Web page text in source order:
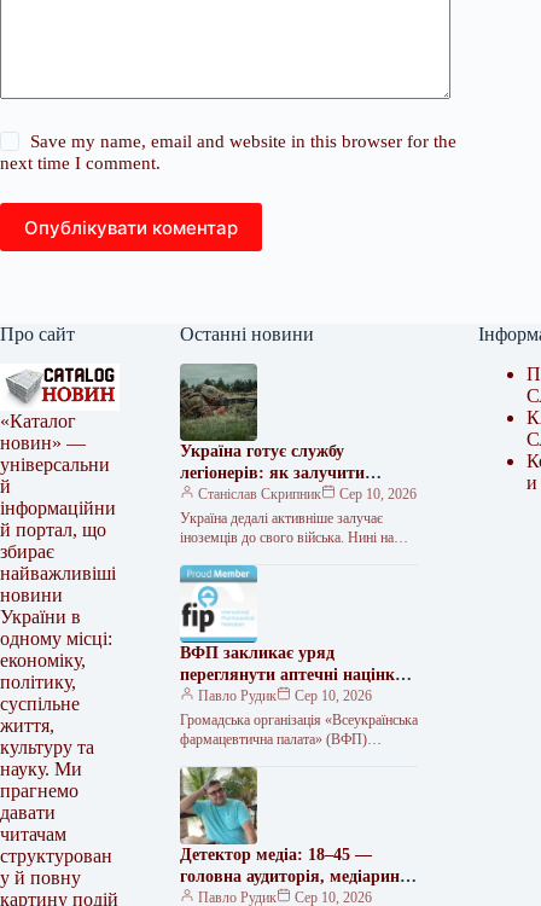
Save my name, email and website in this browser for the
next time I comment.
Опублікувати коментар
Про сайт
«Каталог
новин» —
універсальни
й
інформаційни
й портал, що
збирає
найважливіші
новини
України в
одному місці:
економіку,
політику,
суспільне
життя,
культуру та
науку. Ми
прагнемо
давати
читачам
структурован
у й повну
картину подій
Останні новини
Україна готує службу
легіонерів: як залучити
іноземних військових
Станіслав Скрипник
Сер 10, 2026
Україна дедалі активніше залучає
іноземців до свого війська. Нині нашу
паспортами чужих держав. На…
ВФП закликає уряд
переглянути аптечні націнки
під час війни
Павло Рудик
Сер 10, 2026
Громадська організація «Всеукраїнська
фармацевтична палата» (ВФП)
України Сергія Корецького з
пропозиціями щодо забезпечення
фінансової
Детектор медіа: 18–45 —
головна аудиторія, медіаринок
— у фокусі інтересів
Павло Рудик Сер 10, 2026
и